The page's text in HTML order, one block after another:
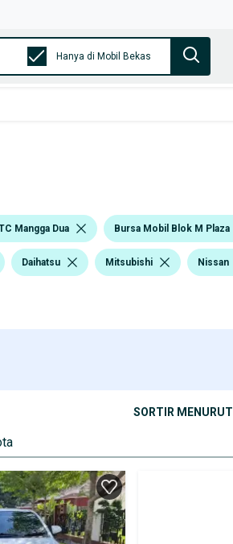
Hanya di Mobil Bekas
Mangga Dua Bursa Mobil Blok M Plaza
Daihatsu Mitsubishi Nissan
SORTIR MENURUT